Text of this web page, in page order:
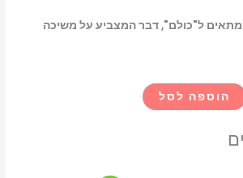
ל"כולם", דבר המצביע על משיכה
הוספה לסל